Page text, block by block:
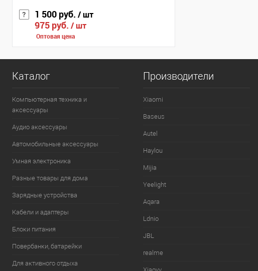
1 500 руб. / шт
975 руб. / шт
Оптовая цена
Каталог
Компьютерная техника и
аксессуары
Аудио аксессуары
Автомобильные аксессуары
Умная электроника
Разные товары для дома
Зарядные устройства
Кабели и адаптеры
Блоки питания
Повербанки, батарейки
Для активного отдыха
Производители
Xiaomi
Baseus
Autel
Haylou
Mijia
Yeelight
Aqara
Ldnio
JBL
realme